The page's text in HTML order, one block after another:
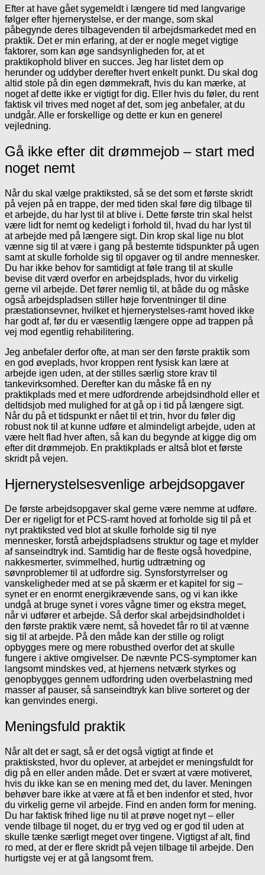
Efter at have gået sygemeldt i længere tid med langvarige
følger efter hjernerystelse, er der mange, som skal
påbegynde deres tilbagevenden til arbejdsmarkedet med en
praktik. Det er min erfaring, at der er nogle meget vigtige
faktorer, som kan øge sandsynligheden for, at et
praktikophold bliver en succes. Jeg har listet dem op
herunder og uddyber derefter hvert enkelt punkt. Du skal dog
altid stole på din egen dømmekraft, hvis du kan mærke, at
noget af dette ikke er vigtigt for dig. Eller hvis du føler, du rent
faktisk vil trives med noget af det, som jeg anbefaler, at du
undgår. Alle er forskellige og dette er kun en generel
vejledning.
Gå ikke efter dit drømmejob – start med
noget nemt
Når du skal vælge praktiksted, så se det som et første skridt
på vejen på en trappe, der med tiden skal føre dig tilbage til
et arbejde, du har lyst til at blive i. Dette første trin skal helst
være lidt for nemt og kedeligt i forhold til, hvad du har lyst til
at arbejde med på længere sigt. Din krop skal lige nu blot
vænne sig til at være i gang på bestemte tidspunkter på ugen
samt at skulle forholde sig til opgaver og til andre mennesker.
Du har ikke behov for samtidigt at føle trang til at skulle
bevise dit værd overfor en arbejdsplads, hvor du virkelig
gerne vil arbejde. Det fører nemlig til, at både du og måske
også arbejdspladsen stiller høje forventninger til dine
præstationsevner, hvilket et hjernerystelses-ramt hoved ikke
har godt af, før du er væsentlig længere oppe ad trappen på
vej mod egentlig rehabilitering.
Jeg anbefaler derfor ofte, at man ser den første praktik som
en god øveplads, hvor kroppen rent fysisk kan lære at
arbejde igen uden, at der stilles særlig store krav til
tankevirksomhed. Derefter kan du måske få en ny
praktikplads med et mere udfordrende arbejdsindhold eller et
deltidsjob med mulighed for at gå op i tid på længere sigt.
Når du på et tidspunkt er nået til et trin, hvor du føler dig
robust nok til at kunne udføre et almindeligt arbejde, uden at
være helt flad hver aften, så kan du begynde at kigge dig om
efter dit drømmejob. En praktikplads er altså blot et første
skridt på vejen.
Hjernerystelsesvenlige arbejdsopgaver
De første arbejdsopgaver skal gerne være nemme at udføre.
Der er rigeligt for et PCS-ramt hoved at forholde sig til på et
nyt praktiksted ved blot at skulle forholde sig til nye
mennesker, forstå arbejdspladsens struktur og tage et mylder
af sanseindtryk ind. Samtidig har de fleste også hovedpine,
nakkesmerter, svimmelhed, hurtig udtrætning og
søvnproblemer til at udfordre sig. Synsforstyrrelser og
vanskeligheder med at se på skærm er et kapitel for sig –
synet er en enormt energikrævende sans, og vi kan ikke
undgå at bruge synet i vores vågne timer og ekstra meget,
når vi udfører et arbejde. Så derfor skal arbejdsindholdet i
den første praktik være nemt, så hovedet får ro til at vænne
sig til at arbejde. På den måde kan der stille og roligt
opbygges mere og mere robusthed overfor det at skulle
fungere i aktive omgivelser. De nævnte PCS-symptomer kan
langsomt mindskes ved, at hjernens netværk styrkes og
genopbygges gennem udfordring uden overbelastning med
masser af pauser, så sanseindtryk kan blive sorteret og der
kan genvindes energi.
Meningsfuld praktik
Når alt det er sagt, så er det også vigtigt at finde et
praktisksted, hvor du oplever, at arbejdet er meningsfuldt for
dig på en eller anden måde. Det er svært at være motiveret,
hvis du ikke kan se en mening med det, du laver. Meningen
behøver bare ikke at være at få et ben indenfor et sted, hvor
du virkelig gerne vil arbejde. Find en anden form for mening.
Du har faktisk frihed lige nu til at prøve noget nyt – eller
vende tilbage til noget, du er tryg ved og er god til uden at
skulle tænke særligt meget over tingene. Vigtigst af alt, find
ro med, at der er flere skridt på vejen tilbage til arbejde. Den
hurtigste vej er at gå langsomt frem.